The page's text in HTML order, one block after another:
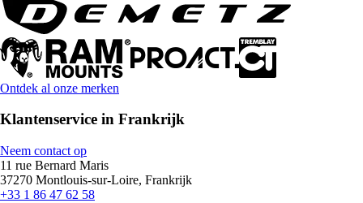
Ontdek al onze merken
Klantenservice in Frankrijk
Neem contact op
11 rue Bernard Maris
37270 Montlouis-sur-Loire, Frankrijk
+33 1 86 47 62 58